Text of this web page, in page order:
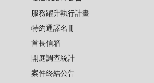
服務躍升執行計畫
特約通譯名冊
首長信箱
開庭調查統計
案件終結公告